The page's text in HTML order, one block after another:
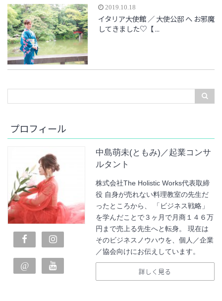
2019.10.18
イタリア大使館 ／ 大使公邸 へ お邪魔
してきました♡【 ...
プロフィール
中島萌未(ともみ)／起業コンサ
ルタント
株式会社The Holistic Works代表取締
役 自身が売れない料理教室の先生だ
ったところから、 「ビジネス戦略」
を学んだことで３ヶ月で月商１４６万
円まで売上る先生へと転身。 現在は
そのビジネスノウハウを、個人／企業
／協会向けにお伝えしています。
詳しく見る